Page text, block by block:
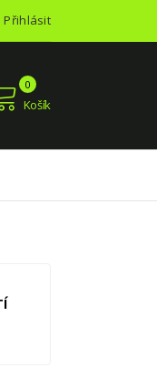
Přihlásit
Košík
0